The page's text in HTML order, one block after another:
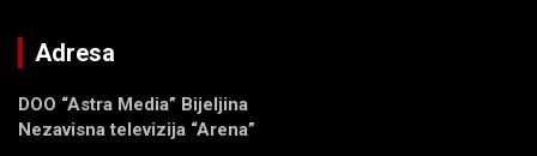
Adresa
DOO “Astra Media” Bijeljina
Nezavisna televizija “Arena”